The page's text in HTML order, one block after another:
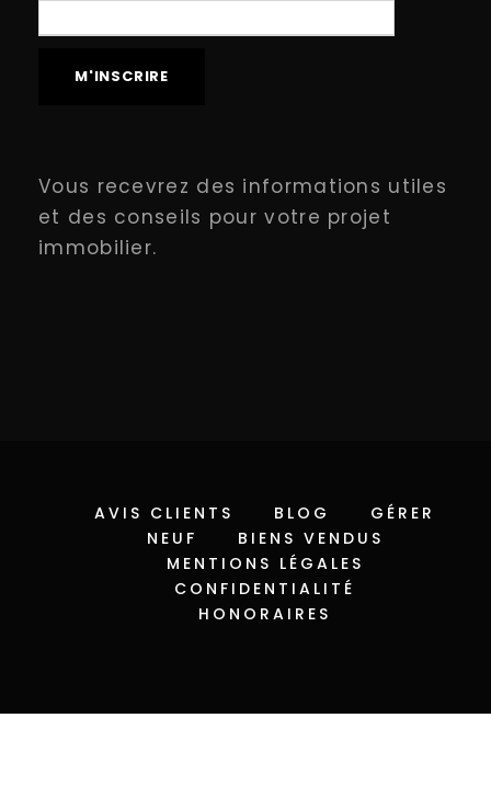
Vous recevrez des informations utiles
et des conseils pour votre projet
immobilier.
AVIS CLIENTS BLOG
GÉRER
NEUF
BIENS VENDUS
MENTIONS LÉGALES
CONFIDENTIALITÉ
HONORAIRES